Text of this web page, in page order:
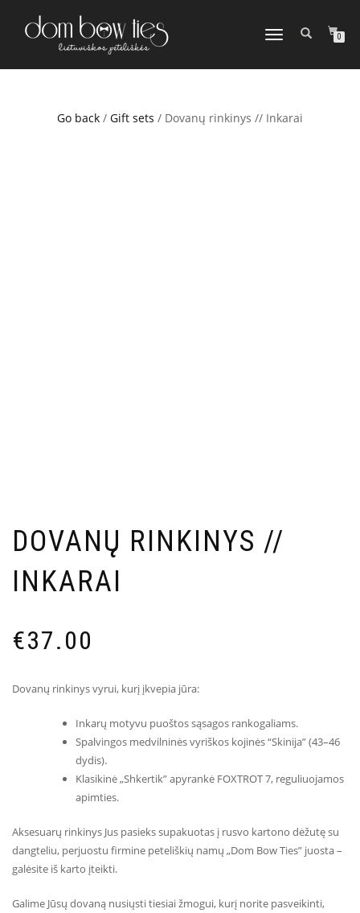
TOGGLE
0
Go back / Gift sets / Dovanų rinkinys // Inkarai
DOVANŲ RINKINYS //
INKARAI
€37.00
Dovanų rinkinys vyrui, kurį įkvepia jūra:
Inkarų motyvu puoštos sąsagos rankogaliams.
Spalvingos medvilninės vyriškos kojinės “Skinija” (43–46
dydis).
Klasikinė „Shkertik” apyrankė FOXTROT 7, reguliuojamos
apimties.
Aksesuarų rinkinys Jus pasieks supakuotas į rusvo kartono dėžutę su
dangteliu, perjuostu firmine peteliškių namų „Dom Bow Ties” juosta –
galėsite iš karto įteikti.
Galime Jūsų dovaną nusiųsti tiesiai žmogui, kurį norite pasveikinti,